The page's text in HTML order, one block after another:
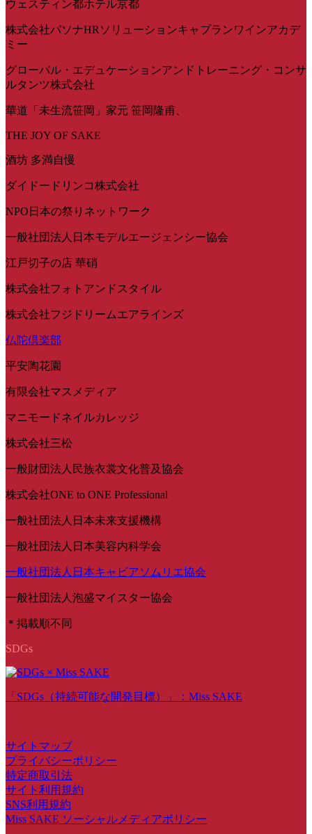
ウェスティン都ホテル京都
株式会社パソナHRソリューションキャプランワインアカデ
ミー
グローバル・エデュケーションアンドトレーニング・コンサ
ルタンツ株式会社
華道「未生流笹岡」家元 笹岡隆甫、
THE JOY OF SAKE
酒坊 多満自慢
ダイドードリンコ株式会社
NPO日本の祭りネットワーク
一般社団法人日本モデルエージェンシー協会
江戸切子の店 華硝
株式会社フォトアンドスタイル
株式会社フジドリームエアラインズ
仏陀倶楽部
平安陶花園
有限会社マスメディア
マニモードネイルカレッジ
株式会社三松
一般財団法人民族衣裳文化普及協会
株式会社ONE to ONE Professional
一般社団法人日本未来支援機構
一般社団法人日本美容内科学会
一般社団法人日本キャビアソムリエ協会
一般社団法人泡盛マイスター協会
＊掲載順不同
SDGs
「SDGs（持続可能な開発目標）」：Miss SAKE
サイトマップ
プライバシーポリシー
特定商取引法
サイト利用規約
SNS利用規約
Miss SAKE ソーシャルメディアポリシー